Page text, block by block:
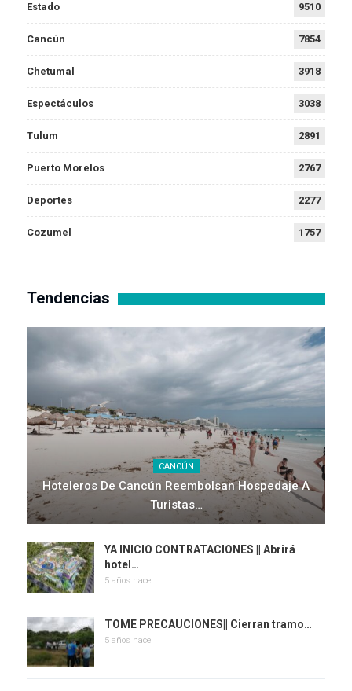
Estado 9510
Cancún 7854
Chetumal 3918
Espectáculos 3038
Tulum 2891
Puerto Morelos 2767
Deportes 2277
Cozumel 1757
Tendencias
CANCÚN
Hoteleros De Cancún Reembolsan Hospedaje A
Turistas…
YA INICIO CONTRATACIONES || Abrirá
hotel…
5 años hace
TOME PRECAUCIONES|| Cierran tramo…
5 años hace